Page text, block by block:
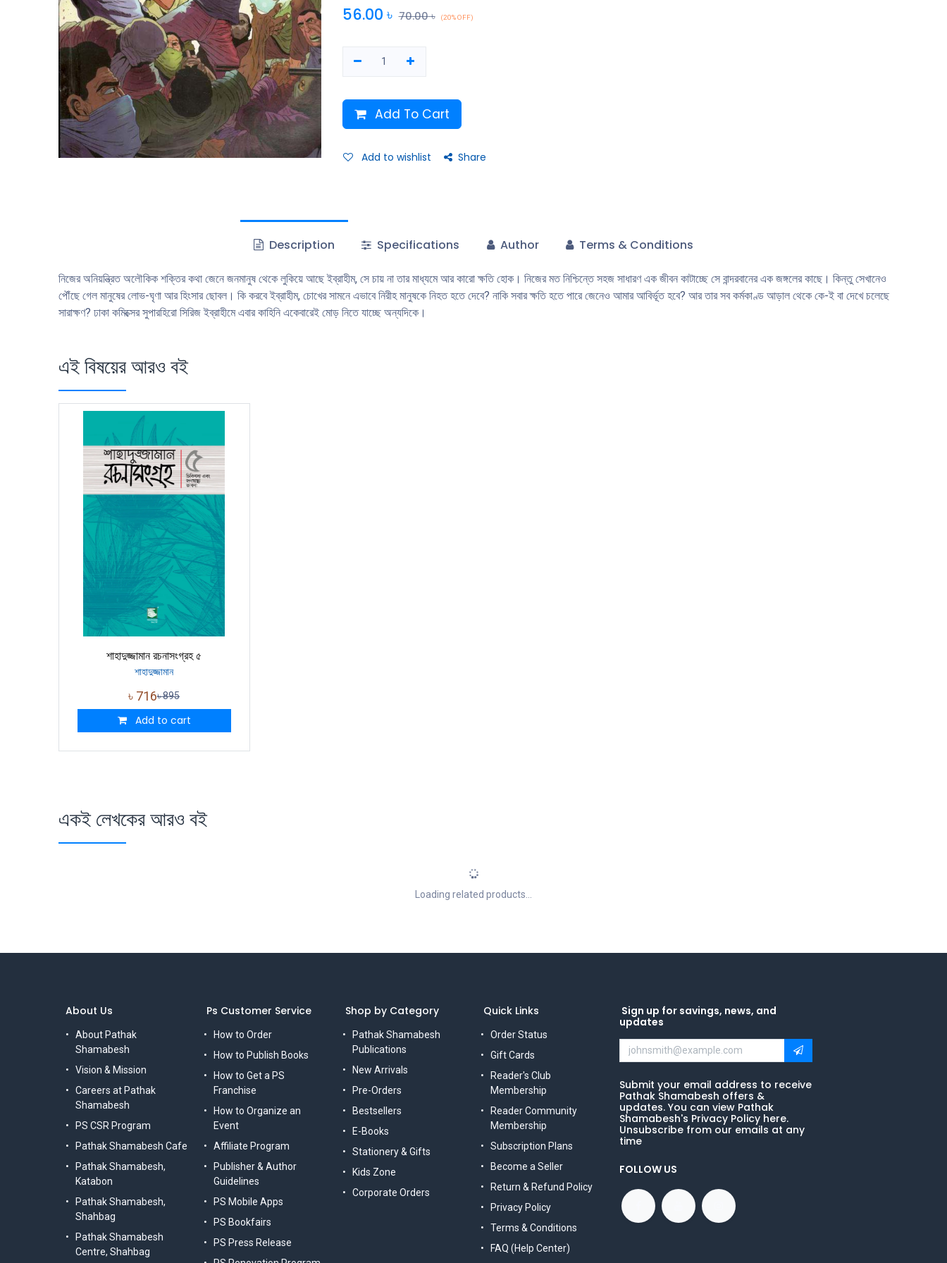
জেনেও আমার আবির্ভূত হবে? আর তার সব কর্মকাণ্ড আড়াল থেকে কে-ই বা দেখে চলেছে সারাক্ষণ?
56.00 ৳ 70.00৳ (20% OFF)
Add To Cart
Add to wishlist Share
Description Specifications Author Terms & Conditions
নিজের অনিয়ন্ত্রিত অলৌকিক শক্তির কথা জেনে জনমানুষ থেকে লুকিয়ে আছে ইব্রাহীম, সে চায় না তার মাধ্যমে আর কারো ক্ষতি হোক। নিজের মত নিশ্চিন্তে সহজ সাধারণ এক জীবন কাটাচ্ছে সে বান্দরবানের এক জঙ্গলের কাছে। কিন্তু সেখানেও
পৌঁছে গেল মানুষের লোভ-ঘৃণা আর হিংসার ছোবল। কি করবে ইব্রাহীম, চোখের সামনে এভাবে নিরীহ মানুষকে নিহত হতে দেবে? নাকি সবার ক্ষতি হতে পারে জেনেও আমার আবির্ভূত হবে? আর তার সব কর্মকাণ্ড আড়াল থেকে কে-ই বা দেখে চলেছে
সারাক্ষণ? ঢাকা কমিক্সের সুপারহিরো সিরিজ ইব্রাহীমে এবার কাহিনি একেবারেই মোড় নিতে যাচ্ছে অন্যদিকে।
এই বিষয়ের আরও বই
শাহাদুজ্জামান রচনাসংগ্রহ ৫
শাহাদুজ্জামান
৳ 716৳895
Add to cart
একই লেখকের আরও বই
Loading related products...
Ps Customer Service
How to Order
How to Publish Books
How to Get a PS
Franchise
How to Organize an
Event
Affiliate Program
Publisher & Author
Guidelines
PS Mobile Apps
PS Bookfairs
PS Press Release
Shop by Category
Pathak Shamabesh
Publications
New Arrivals
Pre-Orders
Bestsellers
E-Books
Stationery & Gifts
Kids Zone
Corporate Orders
Quick Links
Order Status
Gift Cards
Reader's Club
Membership
Reader Community
Membership
Subscription Plans
Become a Seller
Return & Refund Policy
Privacy Policy
Terms & Conditions
FAQ (Help Center)
Sign up for savings, news, and
updates
Submit your email address to receive
Pathak Shamabesh offers &
updates. You can view Pathak
Shamabesh's Privacy Policy here.
Unsubscribe from our emails at any
time
FOLLOW US
About Us
About Pathak
Shamabesh
Vision & Mission
Careers at Pathak
Shamabesh
PS CSR Program
Pathak Shamabesh Cafe
Pathak Shamabesh,
Katabon
Pathak Shamabesh,
Shahbag
Pathak Shamabesh
Centre, Shahbag